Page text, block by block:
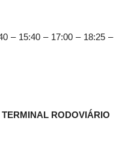
– 15:40 – 17:00 – 18:25 –
RODOVIÁRIO